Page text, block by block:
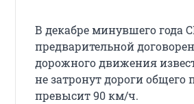
В декабре минувшего года
предварительной
дорожного движения
не затронут дороги общего
превысит 90 км/ч.